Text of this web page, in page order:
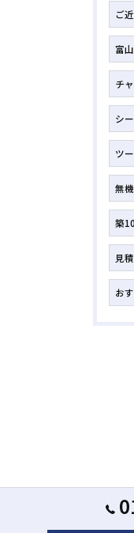
ご
富
チ
シ
ツ
無
築
見
お